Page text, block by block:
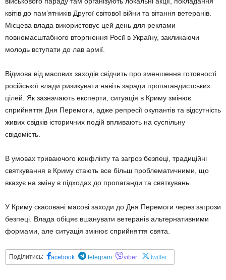
квітів до пам’ятників Другої світової війни та вітання ветеранів.
Місцева влада використовує цей день для реклами
повномасштабного вторгнення Росії в Україну, закликаючи
молодь вступати до лав армії.
Відмова від масових заходів свідчить про зменшення готовності
російської влади ризикувати навіть заради пропагандистських
цілей. Як зазначають експерти, ситуація в Криму змінює
сприйняття Дня Перемоги, адже репресії окупантів та відсутність
живих свідків історичних подій впливають на суспільну
свідомість.
В умовах триваючого конфлікту та загроз безпеці, традиційні
святкування в Криму стають все більш проблематичними, що
вказує на зміну в підходах до пропаганди та святкувань.
У Криму скасовані масові заходи до Дня Перемоги через загрози
безпеці. Влада обіцяє вшанувати ветеранів альтернативними
формами, але ситуація змінює сприйняття свята.
Поділитись: acebook telegram viber twitter